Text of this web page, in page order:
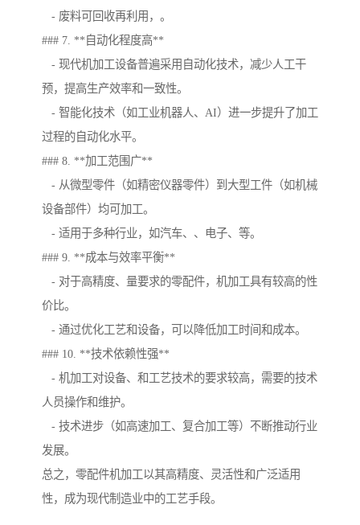
- 废料可回收再利用，。
### 7. **自动化程度高**
- 现代机加工设备普遍采用自动化技术，减少人工干
预，提高生产效率和一致性。
- 智能化技术（如工业机器人、AI）进一步提升了加工
过程的自动化水平。
### 8. **加工范围广**
- 从微型零件（如精密仪器零件）到大型工件（如机械
设备部件）均可加工。
- 适用于多种行业，如汽车、、电子、等。
### 9. **成本与效率平衡**
- 对于高精度、量要求的零配件，机加工具有较高的性
价比。
- 通过优化工艺和设备，可以降低加工时间和成本。
### 10. **技术依赖性强**
- 机加工对设备、和工艺技术的要求较高，需要的技术
人员操作和维护。
- 技术进步（如高速加工、复合加工等）不断推动行业
发展。
总之，零配件机加工以其高精度、灵活性和广泛适用
性，成为现代制造业中的工艺手段。